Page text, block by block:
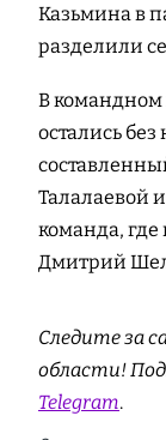
Казьмина в
разделили
В командном
остались без
Талалаевой
команда,
Дмитрий
Следите за
области!
Telegram.